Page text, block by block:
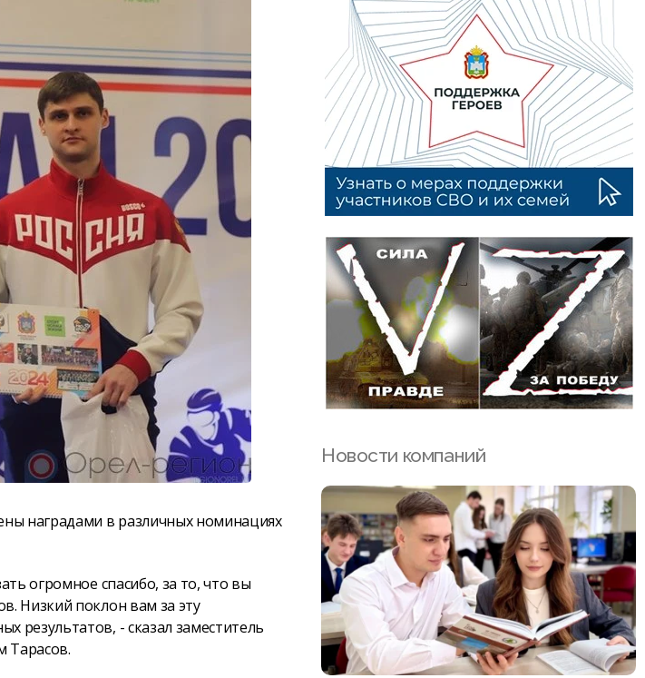
наградами в различных номинациях
огромное спасибо, за то, что вы
Низкий поклон вам за эту
результатов, - сказал заместитель
Тарасов.
Новости компаний